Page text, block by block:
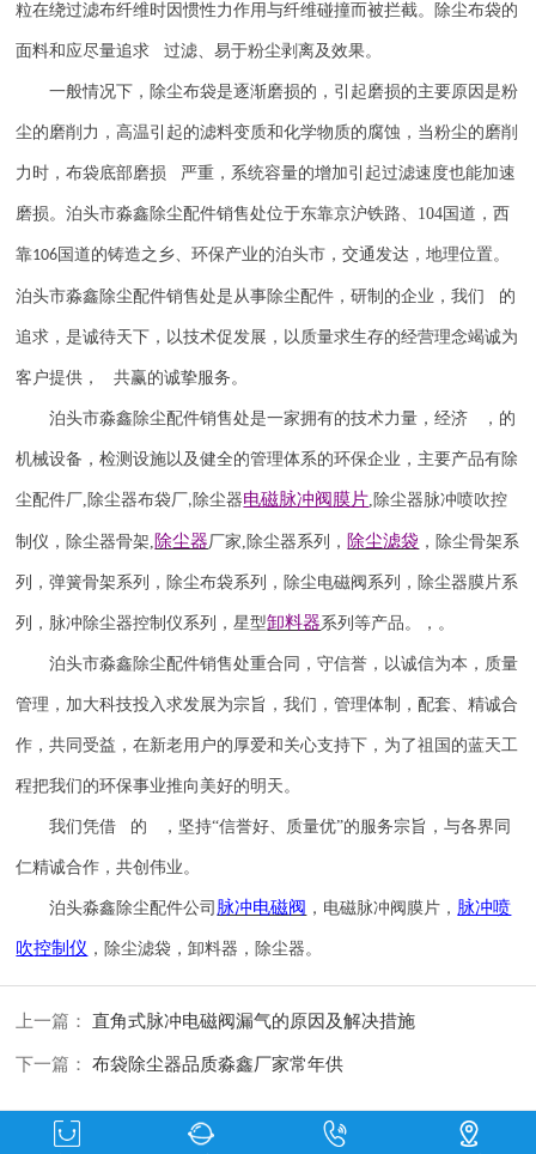
粒在绕过滤布纤维时因惯性力作用与纤维碰撞而被拦截。除尘布袋的
面料和应尽量追求 过滤、易于粉尘剥离及效果。
一般情况下，除尘布袋是逐渐磨损的，引起磨损的主要原因是粉
尘的磨削力，高温引起的滤料变质和化学物质的腐蚀，当粉尘的磨削
力时，布袋底部磨损 严重，系统容量的增加引起过滤速度也能加速
磨损。泊头市淼鑫除尘配件销售处位于东靠京沪铁路、 104 国道，西
靠106 国道的铸造之乡、环保产业的泊头市，交通发达，地理位置。
泊头市淼鑫除尘配件销售处是从事除尘配件，研制的企业，我们 的
追求，是诚待天下，以技术促发展，以质量求生存的经营理念竭诚为
客户提供， 共赢的诚挚服务。
泊头市淼鑫除尘配件销售处是一家拥有的技术力量，经济 ，的
机械设备，检测设施以及健全的管理体系的环保企业，主要产品有除
尘配件厂, 除尘器布袋厂, 除尘器电磁脉冲阀膜片, 除尘器脉冲喷吹控
制仪 ， 除尘器骨架,除尘器厂家, 除尘器系列， 除尘滤袋 ，除尘骨架系
列，弹簧骨架系列，除尘布袋系列，除尘电磁阀系列，除尘器膜片系
列，脉冲除尘器控制仪系列，星型卸料器系列等产品。，。
泊头市淼鑫除尘配件销售处重合同，守信誉，以诚信为本，质量
管理，加大科技投入求发展为宗旨，我们，管理体制，配套、精诚合
作，共同受益，在新老用户的厚爱和关心支持下，为了祖国的蓝天工
程把我们的环保事业推向美好的明天。
我们凭借 的 ，坚持“信誉好、质量优”的服务宗旨，与各界同
仁精诚合作，共创伟业。
泊头淼鑫除尘配件公司 脉冲电磁阀 ，电磁脉冲阀膜片， 脉冲喷
吹控制仪 ，除尘滤袋，卸料器，除尘器。
上一篇： 直角式脉冲电磁阀漏气的原因及解决措施
下一篇： 布袋除尘器品质淼鑫厂家常年供